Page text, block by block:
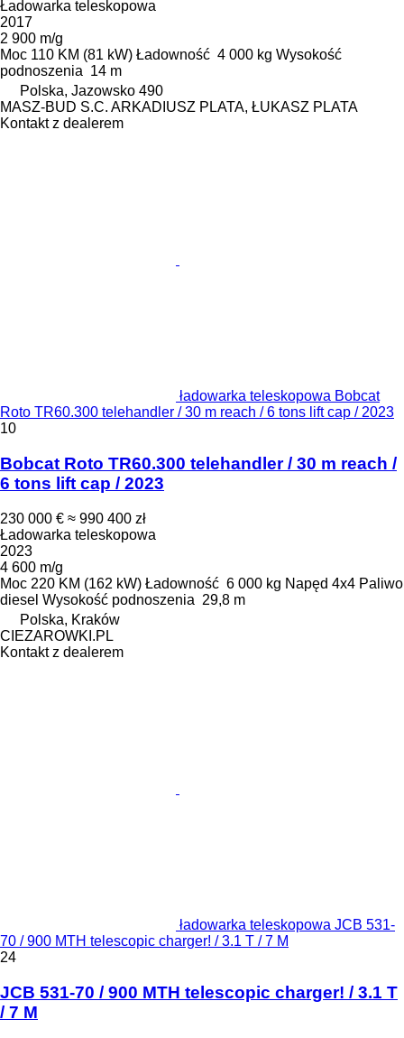
Ładowarka teleskopowa
2017
2 900 m/g
Moc 110 KM (81 kW) Ładowność 4 000 kg Wysokość
podnoszenia 14 m
Polska, Jazowsko 490
MASZ-BUD S.C. ARKADIUSZ PLATA, ŁUKASZ PLATA
Kontakt z dealerem
ładowarka teleskopowa Bobcat
Roto TR60.300 telehandler / 30 m reach / 6 tons lift cap / 2023
10
Bobcat Roto TR60.300 telehandler / 30 m reach /
6 tons lift cap / 2023
230 000 € ≈ 990 400 zł
Ładowarka teleskopowa
2023
4 600 m/g
Moc 220 KM (162 kW) Ładowność 6 000 kg Napęd 4x4 Paliwo
diesel Wysokość podnoszenia 29,8 m
Polska, Kraków
CIEZAROWKI.PL
Kontakt z dealerem
ładowarka teleskopowa JCB 531-
70 / 900 MTH telescopic charger! / 3.1 T / 7 M
24
JCB 531-70 / 900 MTH telescopic charger! / 3.1 T
/ 7 M